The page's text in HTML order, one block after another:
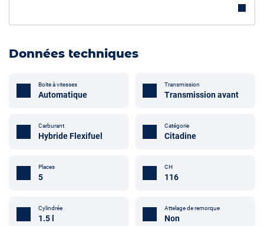
Données techniques
Boite à vitesses
Automatique
Transmission
Transmission avant
Carburant
Hybride Flexifuel
Catégorie
Citadine
Places
5
CH
116
Cylindrée
1.5 l
Attelage de remorque
Non